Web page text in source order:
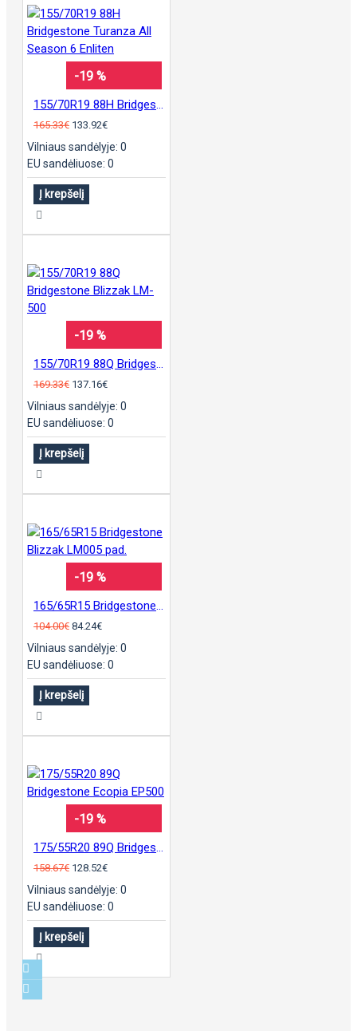
-19 %
165.33€ 133.92€
Vilniaus sandėlyje: 0
EU sandėliuose: 0
Į krepšelį
-19 %
169.33€ 137.16€
Vilniaus sandėlyje: 0
EU sandėliuose: 0
Į krepšelį
-19 %
104.00€ 84.24€
Vilniaus sandėlyje: 0
EU sandėliuose: 0
Į krepšelį
-19 %
158.67€ 128.52€
Vilniaus sandėlyje: 0
EU sandėliuose: 0
Į krepšelį